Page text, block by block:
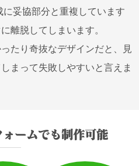
妥協部分と重複しています
離脱してしまいます。
たり奇抜なデザインだと、見
まって失敗しやすいと言えま
ォームでも制作可能